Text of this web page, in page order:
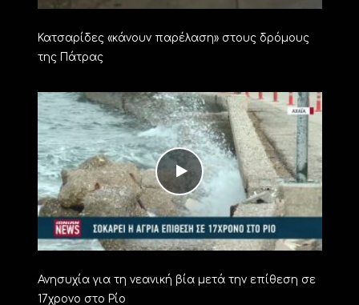
Κατσαρίδες «κάνουν παρέλαση» στους δρόμους
της Πάτρας
Ανησυχία για τη νεανική βία μετά την επίθεση σε
17χρονο στο Ρίο